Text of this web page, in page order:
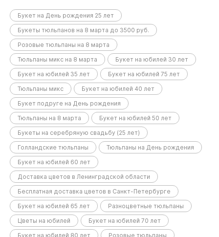
Букет на День рождения 25 лет
Букеты тюльпанов на 8 марта до 3500 руб.
Розовые тюльпаны на 8 марта
Тюльпаны микс на 8 марта
Букет на юбилей 30 лет
Букет на юбилей 35 лет
Букет на юбилей 75 лет
Тюльпаны микс
Букет на юбилей 40 лет
Букет подруге на День рождения
Тюльпаны на 8 марта
Букет на юбилей 50 лет
Букеты на серебряную свадьбу (25 лет)
Голландские тюльпаны
Тюльпаны на День рождения
Букет на юбилей 60 лет
Доставка цветов в Ленинградской области
Бесплатная доставка цветов в Санкт-Петербурге
Букет на юбилей 65 лет
Разноцветные тюльпаны
Цветы на юбилей
Букет на юбилей 70 лет
Букет на юбилей 80 лет
Розовые тюльпаны